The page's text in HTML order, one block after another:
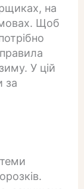
на
Щоб
У цій
за